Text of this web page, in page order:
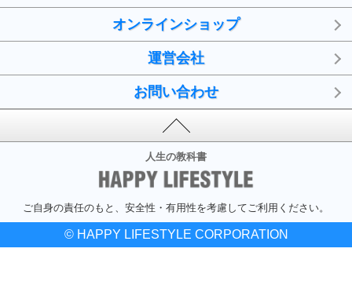
オンラインショップ
運営会社
お問い合わせ
人生の教科書
ご自身の責任のもと、安全性・有用性を考慮してご利用ください。
© HAPPY LIFESTYLE CORPORATION